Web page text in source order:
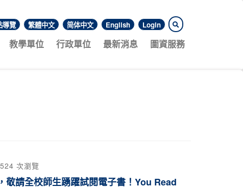
導覽 繁體中文 简体中文 English Login
教學單位 行政單位 最新消息 圖資服務
524 次瀏覽
敬請全校師生踴躍試閱電子書！You Read